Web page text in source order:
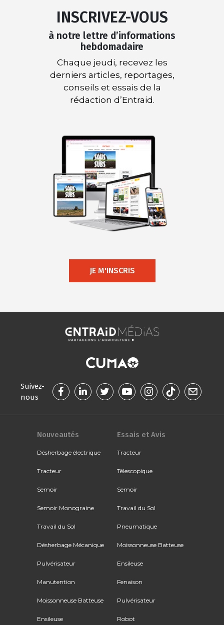
INSCRIVEZ-VOUS
à notre lettre d’informations
hebdomadaire
Chaque jeudi, recevez les
derniers articles, reportages,
conseils et essais de la
rédaction d’Entraid.
JE M'INSCRIS
Suivez-
nous
Nouveautés
Désherbage électrique
Tracteur
Semoir
Semoir Monograine
Travail du Sol
Désherbage Mécanique
Pulvérisateur
Manutention
Moissonneuse Batteuse
Ensileuse
Essais et Avis
Tracteur
Télescopique
Semoir
Travail du Sol
Pneumatique
Moissonneuse Batteuse
Ensileuse
Fenaison
Pulvérisateur
Robot